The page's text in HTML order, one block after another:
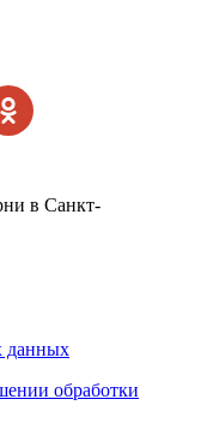
в Санкт-
данных
обработки